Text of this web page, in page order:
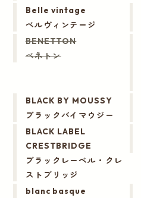
Belle vintage
ベルヴィンテージ
BENETTON
ベネトン
BLACK BY MOUSSY
ブラックバイマウジー
BLACK LABEL
CRESTBRIDGE
ブラックレーベル・クレ
ストブリッジ
blanc basque